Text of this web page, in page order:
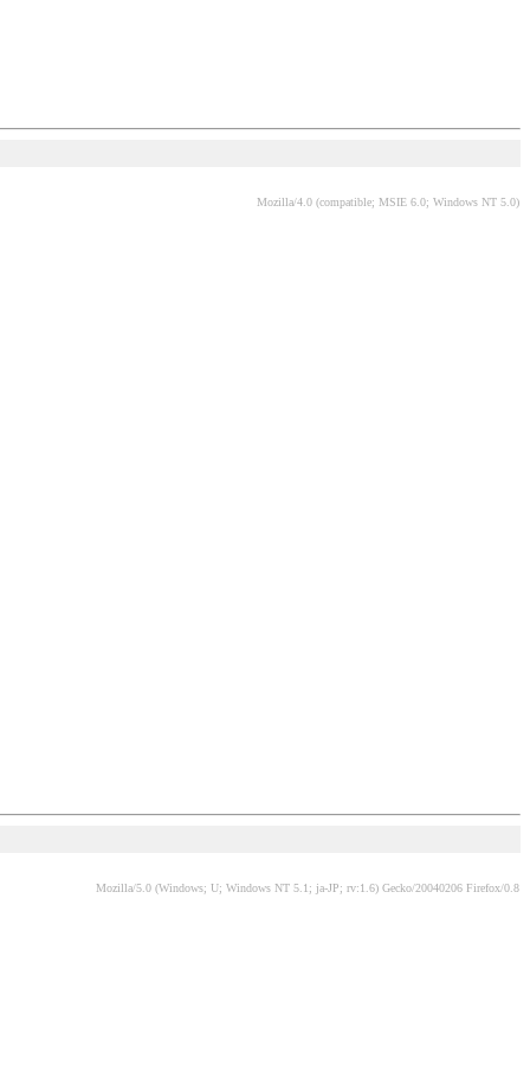
Mozilla/4.0 (compatible; MSIE 6.0; Windows NT 5.0)
Mozilla/5.0 (Windows; U; Windows NT 5.1; ja-JP; rv:1.6) Gecko/20040206 Firefox/0.8